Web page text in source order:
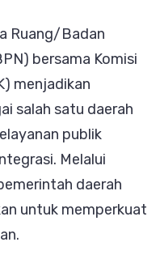
Percontohan
Transformasi
Pelayanan
Publik
di
Bidang
Pertanahan
Ruang/Badan
bersama Komisi
menjadikan
salah satu daerah
publik
Melalui
daerah
untuk memperkuat